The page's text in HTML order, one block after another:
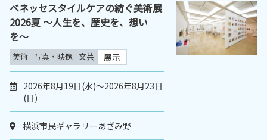
ベネッセスタイルケアの紡ぐ美術展
2026夏 〜人生を、歴史を、想い
を〜
美術 写真・映像 文芸 展示
2026年8月19日(水)～2026年8月23日
(日)
横浜市民ギャラリーあざみ野